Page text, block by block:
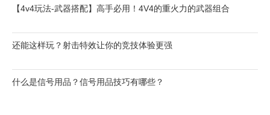
【4v4玩法-武器搭配】高手必用！4V4的重火力的武器组合
还能这样玩？射击特效让你的竞技体验更强
什么是信号用品？信号用品技巧有哪些？